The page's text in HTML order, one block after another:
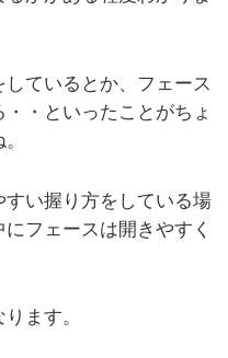
ているとか、フェース
・といったことがちょ
い握り方をしている場
フェースは開きやすく
ます。